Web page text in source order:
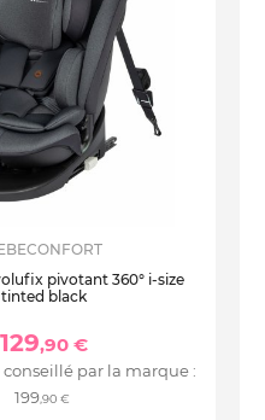
pivotant 360° i-size
tinted black
129,90 €
conseillé par la marque :
199,90 €